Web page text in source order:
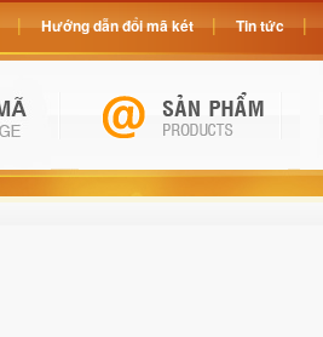
Hướng dẫn đổi mã két Tin tức